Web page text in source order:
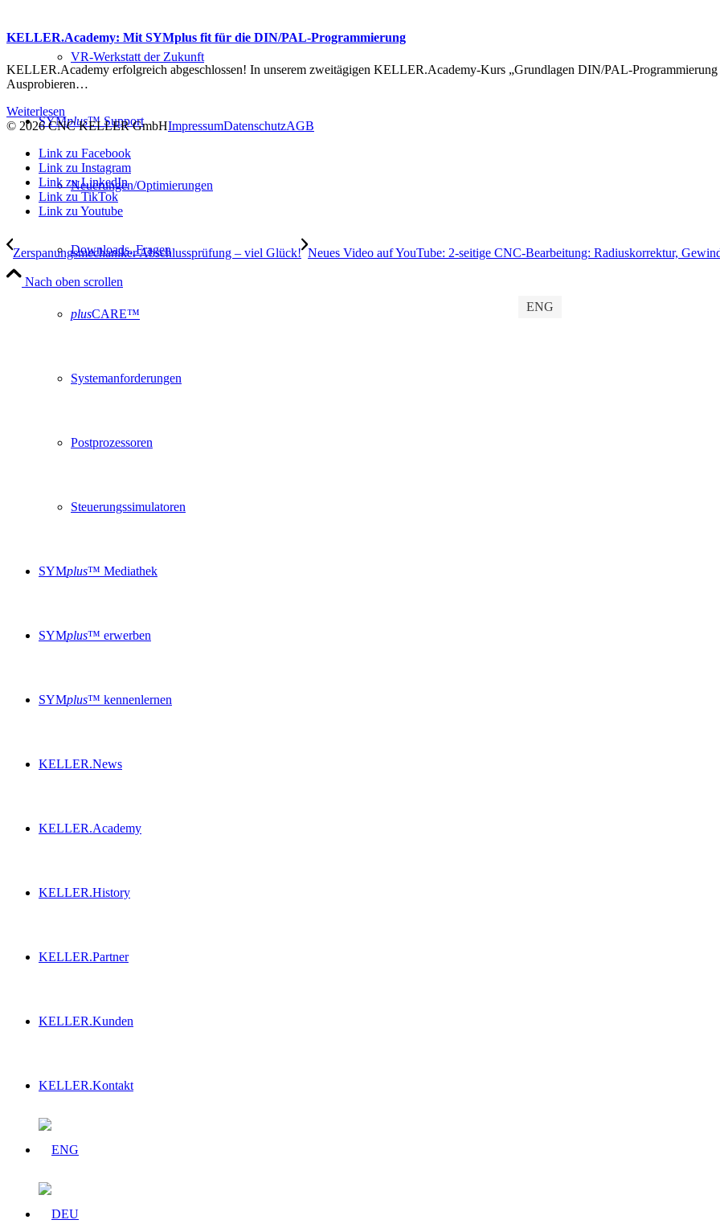
VR-Werkstatt der Zukunft
SYMplus™ Support
Neuerungen/Optimierungen
Downloads, Fragen
plusCARE™
Systemanforderungen
Postprozessoren
Steuerungssimulatoren
SYMplus™ Mediathek
SYMplus™ erwerben
SYMplus™ kennenlernen
KELLER.News
KELLER.Academy
KELLER.History
KELLER.Partner
KELLER.Kunden
KELLER.Kontakt
KELLER.Academy: Mit SYMplus fit für die DIN/PAL-Programmierung
KELLER.Academy erfolgreich abgeschlossen! In unserem zweitägigen KELLER.Academy-Kurs „Grundlagen DIN/PAL-
Ausprobieren…
Weiterlesen
© 2026 CNC KELLER GmbHImpressumDatenschutzAGB
Link zu Facebook
Link zu Instagram
Link zu LinkedIn
Link zu TikTok
Link zu Youtube
Zerspanungsmechaniker Abschlussprüfung – viel Glück! Neues Video auf YouTube: 2-seitige CNC-Bearbeitung: Radiuskorrektur,
Nach oben scrollen
ENG